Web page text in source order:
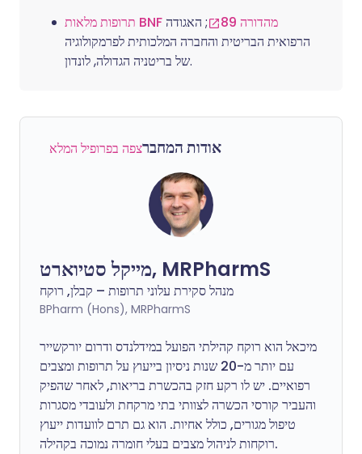
תרופות מלאות BNF מהדורה 89
; האגודה
הרפואית הבריטית והחברה המלכותית לפרמקולוגיה
של בריטניה הגדולה, לונדון.
אודות המחברצפה בפרופיל המלא
מייקל סטיוארט, MRPharmS
מנהל סקירת עלוני תרופות – קבלן, רוקח
BPharm (Hons), MRPharmS
מיכאל הוא רוקח קהילתי הפועל במידלנדס ודרום יורקשייר
עם יותר מ-20 שנות ניסיון בייעוץ על תרופות ומצבים
רפואיים. יש לו רקע חזק בהכשרת בריאות, לאחר שהפיק
והעביר קורסי הכשרה לצוותי בתי מרקחת ולעובדי מסגרות
טיפול מגורים, כולל אחיות. הוא גם תרם לוועדות ייעוץ
רוקחות לניהול מצבים בעלי חומרה נמוכה בקהילה.